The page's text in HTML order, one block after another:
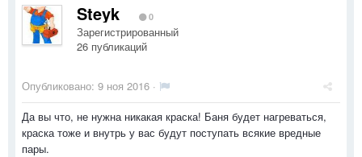
Steyk 0
Зарегистрированный
26 публикаций
Опубликовано: 9 ноя 2016 ·
Да вы что, не нужна никакая краска! Баня будет нагреваться,
краска тоже и внутрь у вас будут поступать всякие вредные
пары.